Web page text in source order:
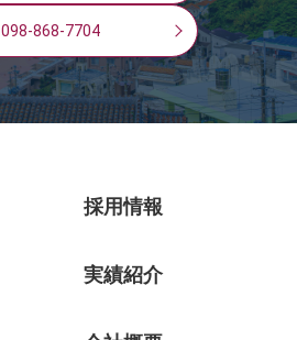
098-868-7704
採用情報
実績紹介